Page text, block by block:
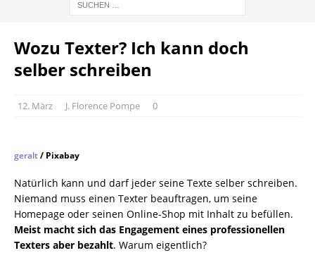
Wozu Texter? Ich kann doch
selber schreiben
12. März J. Florence Pompe 0
geralt/ Pixabay
Natürlich kann und darf jeder seine Texte selber schreiben.
Niemand muss einen Texter beauftragen, um seine
Homepage oder seinen Online-Shop mit Inhalt zu befüllen.
Meist macht sich das Engagement eines professionellen
Texters aber bezahlt. Warum eigentlich?